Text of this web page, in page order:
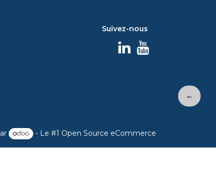
Suivez-nous
←
- Le #1 Open Source eCommerce